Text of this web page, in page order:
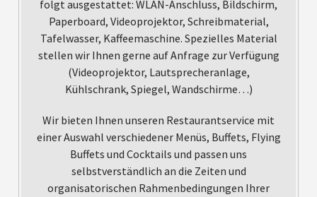
folgt ausgestattet: WLAN-Anschluss, Bildschirm,
Paperboard, Videoprojektor, Schreibmaterial,
Tafelwasser, Kaffeemaschine. Spezielles Material
stellen wir Ihnen gerne auf Anfrage zur Verfügung
(Videoprojektor, Lautsprecheranlage,
Kühlschrank, Spiegel, Wandschirme…)
Wir bieten Ihnen unseren Restaurantservice mit
einer Auswahl verschiedener Menüs, Buffets, Flying
Buffets und Cocktails und passen uns
selbstverständlich an die Zeiten und
organisatorischen Rahmenbedingungen Ihrer